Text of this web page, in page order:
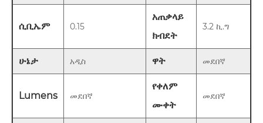
ሲቢኤም 0.15
አጠቃላይ
ክብደት
3.2 ኪ.ግ
ሁኔታ አዲስ ዋት መደበኛ
Lumens መደበኛ
የቀለም
ሙቀት
መደበኛ